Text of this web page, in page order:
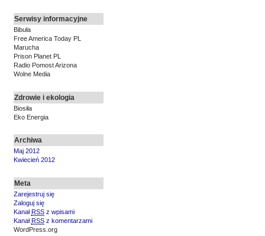
Serwisy informacyjne
Bibuła
Free America Today PL
Marucha
Prison Planet PL
Radio Pomost Arizona
Wolne Media
Zdrowie i ekologia
Biosiła
Eko Energia
Archiwa
Maj 2012
Kwiecień 2012
Meta
Zarejestruj się
Zaloguj się
Kanał RSSz wpisami
Kanał RSSz komentarzami
WordPress.org